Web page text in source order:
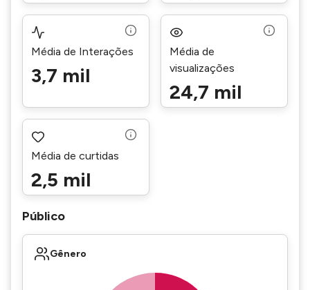
Média de Interações
3,7 mil
Média de
visualizações
24,7 mil
Média de curtidas
2,5 mil
Público
Gênero